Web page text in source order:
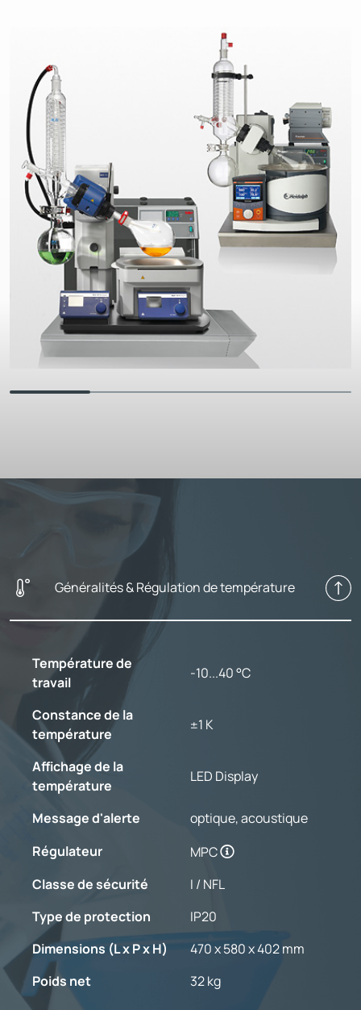
Généralités & Régulation de température
Température de
travail
-10...40 °C
Constance de la
température
±1 K
Affichage de la
température
LED Display
Message d'alerte
optique, acoustique
Régulateur
MPC
Classe de sécurité
I / NFL
Type de protection
IP20
Dimensions (L x P x H)
470 x 580 x 402 mm
Poids net
32 kg